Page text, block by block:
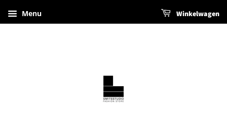
Menu Winkelwagen